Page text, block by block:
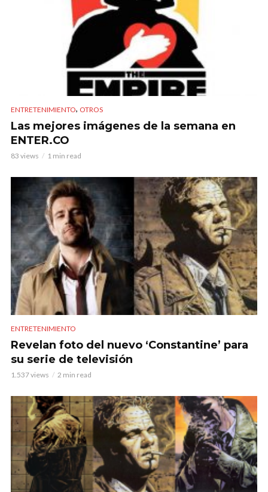
ENTRETENIMIENTO, OTROS
Las mejores imágenes de la semana en
ENTER.CO
83 views 1 min read
ENTRETENIMIENTO
Revelan foto del nuevo ‘Constantine’ para
su serie de televisión
1.537 views 2 min read